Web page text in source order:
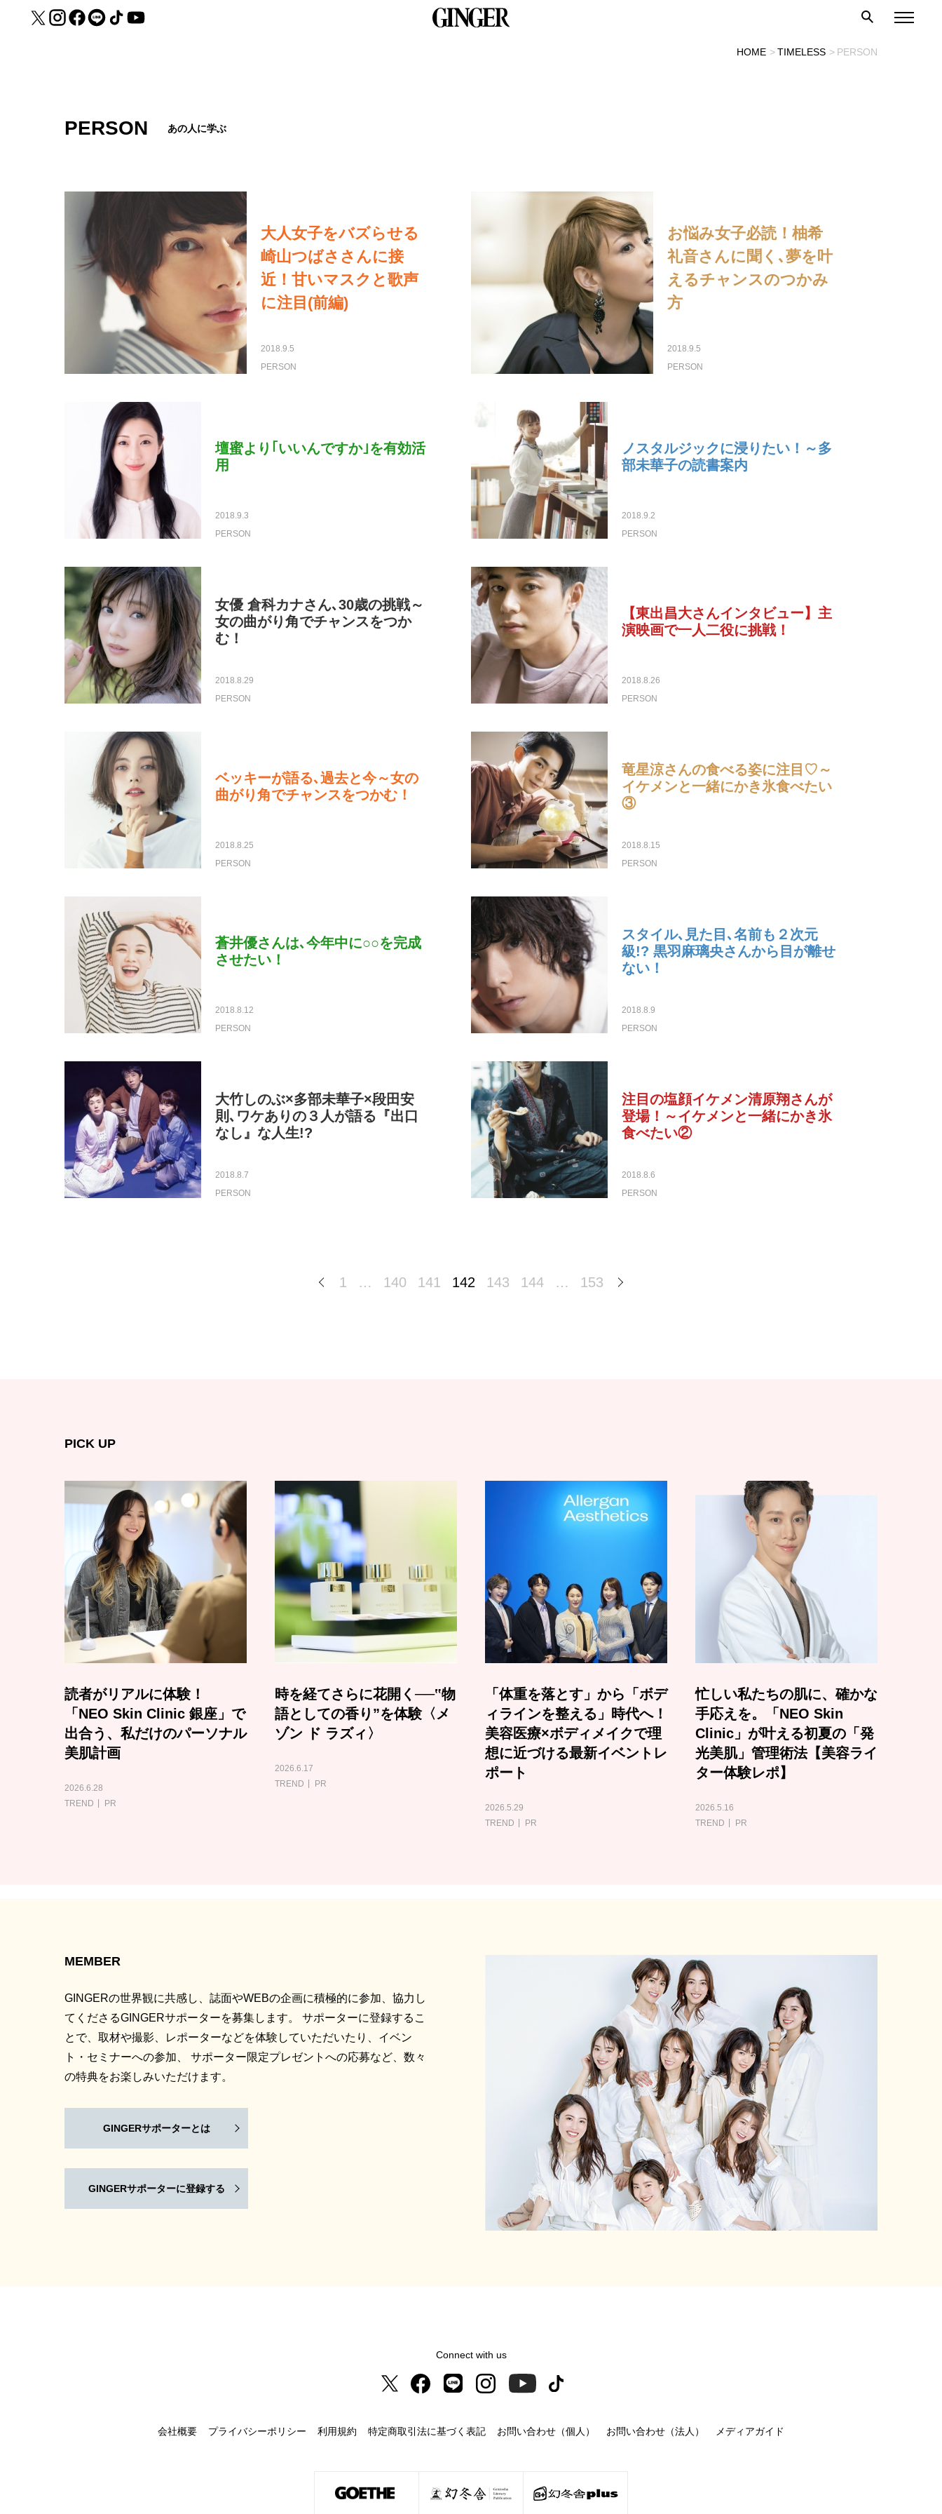
HOME TIMELESS PERSON
PERSON あの人に学ぶ
大人女子をバズらせる
崎山つばささんに接
近！甘いマスクと歌声
に注目(前編)
2018.9.5
PERSON
お悩み女子必読！柚希
礼音さんに聞く､夢を叶
えるチャンスのつかみ
方
2018.9.5
PERSON
壇蜜より｢いいんですか｣を有効活
用
2018.9.3
PERSON
ノスタルジックに浸りたい！～多
部未華子の読書案内
2018.9.2
PERSON
女優 倉科カナさん､30歳の挑戦～
女の曲がり角でチャンスをつか
む！
2018.8.29
PERSON
【東出昌大さんインタビュー】主
演映画で一人二役に挑戦！
2018.8.26
PERSON
ベッキーが語る､過去と今～女の
曲がり角でチャンスをつかむ！
2018.8.25
PERSON
竜星涼さんの食べる姿に注目♡～
イケメンと一緒にかき氷食べたい
③
2018.8.15
PERSON
蒼井優さんは､今年中に○○を完成
させたい！
2018.8.12
PERSON
スタイル､見た目､名前も２次元
級!? 黒羽麻璃央さんから目が離せ
ない！
2018.8.9
PERSON
大竹しのぶ×多部未華子×段田安
則､ワケありの３人が語る『出口
なし』な人生!?
2018.8.7
PERSON
注目の塩顔イケメン清原翔さんが
登場！～イケメンと一緒にかき氷
食べたい②
2018.8.6
PERSON
1 … 140 141 142 143 144 … 153
PICK UP
読者がリアルに体験！
「NEO Skin Clinic 銀座」で
出合う、私だけのパーソナル
美肌計画
2026.6.28
TREND
PR
時を経てさらに花開く──‟物
語としての香り”を体験〈メ
ゾン ド ラズィ〉
2026.6.17
TREND
PR
「体重を落とす」から「ボデ
ィラインを整える」時代へ！
美容医療×ボディメイクで理
想に近づける最新イベントレ
ポート
2026.5.29
TREND
PR
忙しい私たちの肌に、確かな
手応えを。「NEO Skin
Clinic」が叶える初夏の「発
光美肌」管理術法【美容ライ
ター体験レポ】
2026.5.16
TREND
PR
MEMBER
GINGERの世界観に共感し、誌面やWEBの企画に積極的に参加、協力し
てくださるGINGERサポーターを募集します。 サポーターに登録するこ
とで、取材や撮影、レポーターなどを体験していただいたり、イベン
ト・セミナーへの参加、 サポーター限定プレゼントへの応募など、数々
の特典をお楽しみいただけます。
GINGERサポーターとは
GINGERサポーターに登録する
Connect with us
会社概要 プライバシーポリシー 利用規約 特定商取引法に基づく表記 お問い合わせ（個人） お問い合わせ（法人） メディアガイド